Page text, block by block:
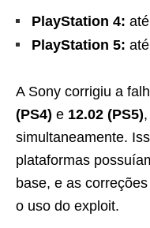
PlayStation 4:
PlayStation 5:
A Sony corrigiu a
(PS4) e 12.02 (PS5)
simultaneamente.
plataformas
base, e as
o uso do exploit.